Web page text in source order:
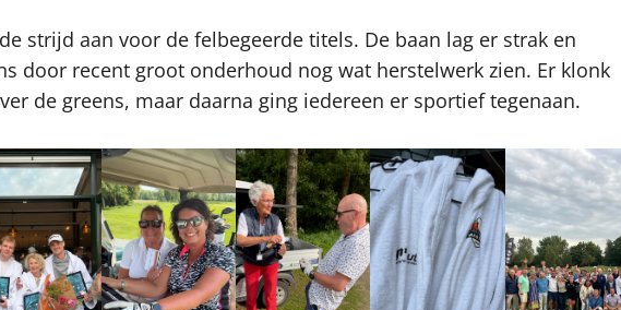
strijd aan voor de felbegeerde titels. De baan lag er strak en
door recent groot onderhoud nog wat herstelwerk zien. Er klonk
de greens, maar daarna ging iedereen er sportief tegenaan.